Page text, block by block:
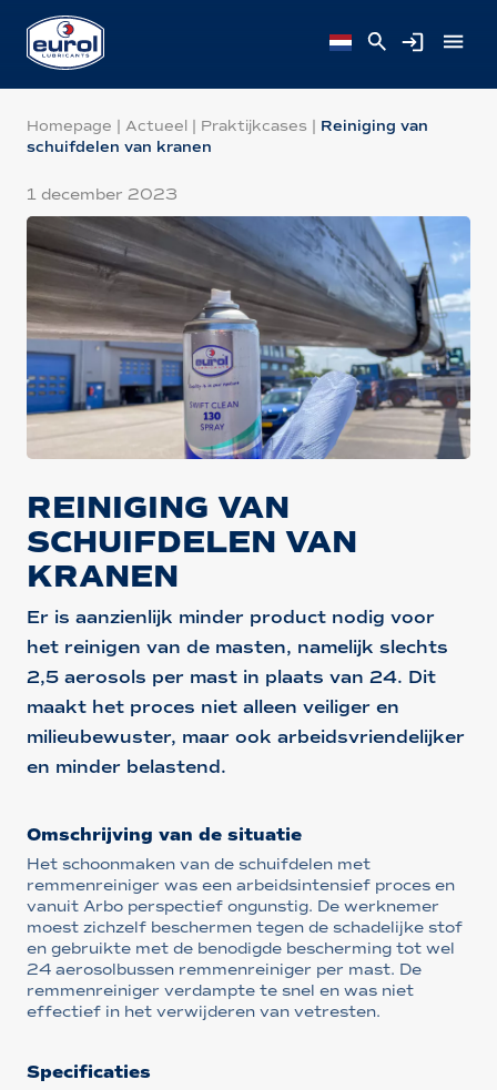
Homepage | Actueel | Praktijkcases | Reiniging van
schuifdelen van kranen
1 december 2023
REINIGING VAN
SCHUIFDELEN VAN
KRANEN
Er is aanzienlijk minder product nodig voor
het reinigen van de masten, namelijk slechts
2,5 aerosols per mast in plaats van 24. Dit
maakt het proces niet alleen veiliger en
milieubewuster, maar ook arbeidsvriendelijker
en minder belastend.
Omschrijving van de situatie
Het schoonmaken van de schuifdelen met
remmenreiniger was een arbeidsintensief proces en
vanuit Arbo perspectief ongunstig. De werknemer
moest zichzelf beschermen tegen de schadelijke stof
en gebruikte met de benodigde bescherming tot wel
24 aerosolbussen remmenreiniger per mast. De
remmenreiniger verdampte te snel en was niet
effectief in het verwijderen van vetresten.
Specificaties